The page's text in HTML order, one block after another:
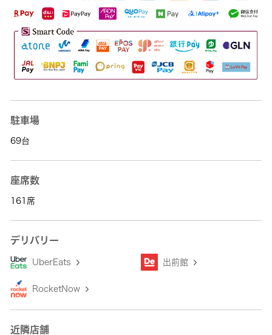
駐車場
69台
座席数
161席
デリバリー
UberEats 出前館
RocketNow
近隣店舗